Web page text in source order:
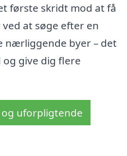
første skridt mod at få
at søge efter en
nærliggende byer – det
give dig flere
uforpligtende